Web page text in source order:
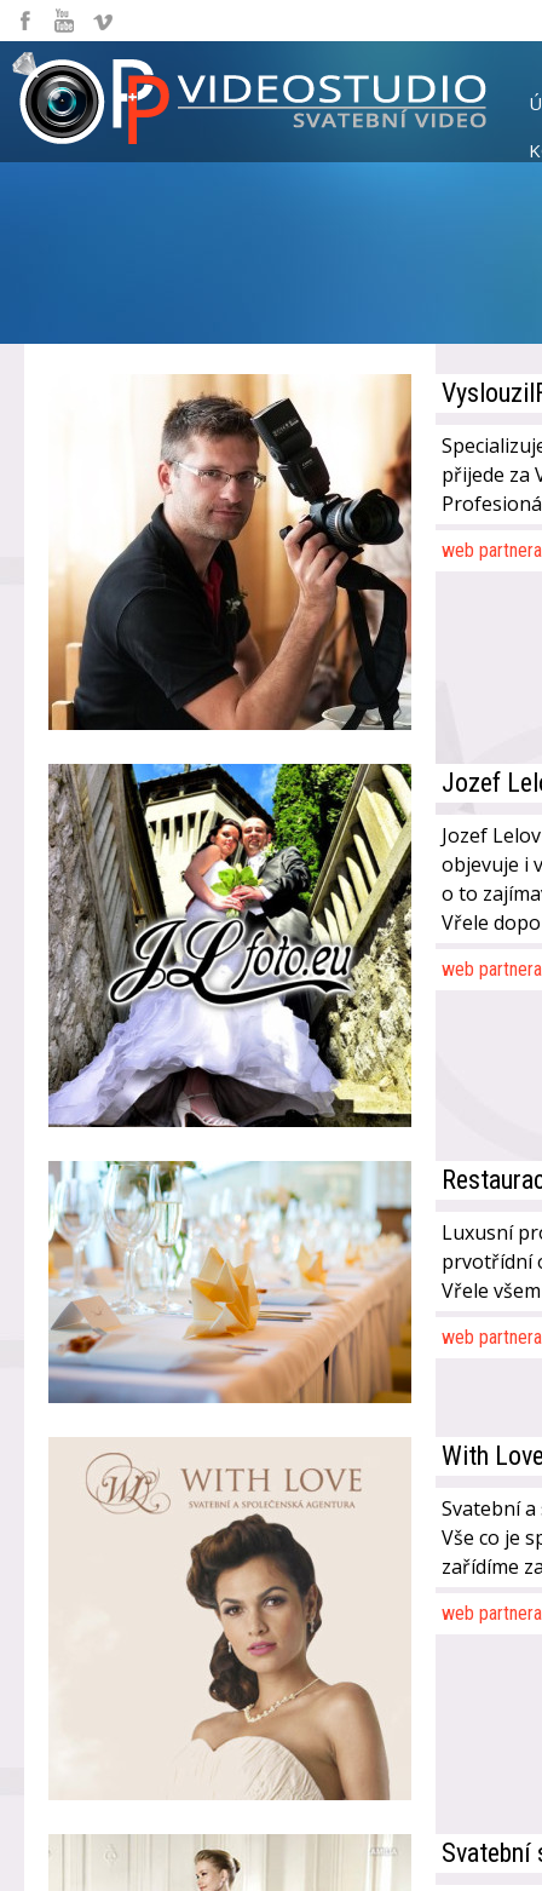
přijede za
web partnera
Jozef
Jozef
objevuje i
o to
Vřele
web partnera
Luxusní
prvotřídní
Vřele
web partnera
With
Svatební
Vše co je
zařídíme
web partnera
Svatební